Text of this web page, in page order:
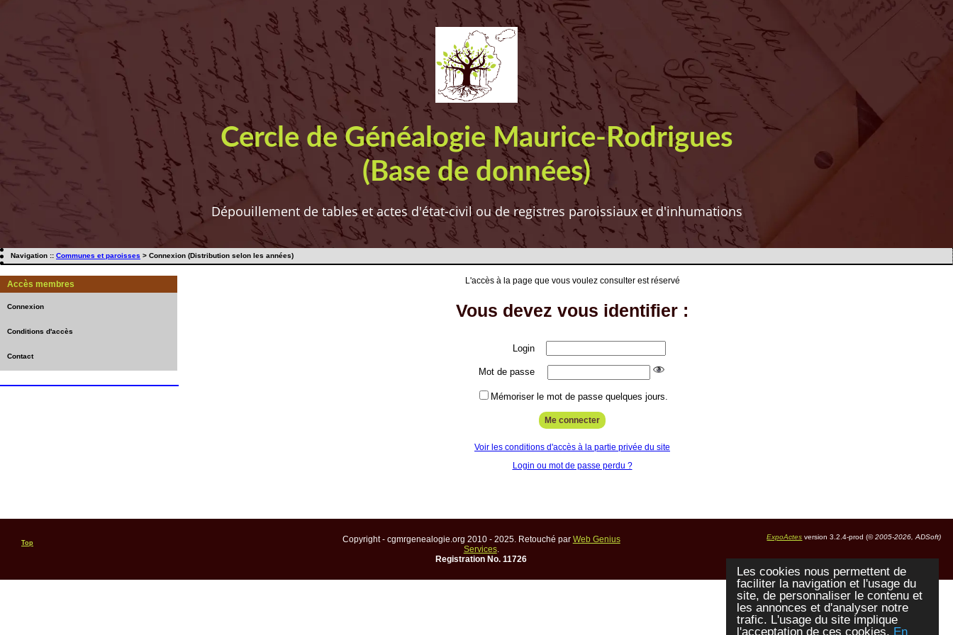
Les cookies nous permettent de
faciliter la navigation et l'usage du
site, de personnaliser le contenu et
les annonces et d'analyser notre
trafic. L'usage du site implique
l'acceptation de ces cookies. En
Cercle de Généalogie Maurice-Rodrigues
(Base de données)
Dépouillement de tables et actes d'état-civil ou de registres paroissiaux et d'inhumations
Navigation :: Communes et paroisses > Connexion (Distribution selon les années)
Accès membres
Connexion
Conditions d'accès
Contact
L'accès à la page que vous voulez consulter est réservé
Vous devez vous identifier :
Login
Mot de passe
Mémoriser le mot de passe quelques jours.
Voir les conditions d'accès à la partie privée du site
Login ou mot de passe perdu ?
Top Copyright - cgmrgenealogie.org 2010 - 2025. Retouché par Web Genius
Services.
Registration No. 11726
ExpoActes version 3.2.4-prod (©2005-2026, ADSoft)